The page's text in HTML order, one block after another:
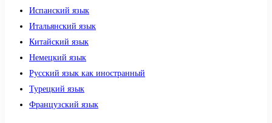
Испанский язык
Итальянский язык
Китайский язык
Немецкий язык
Русский язык как иностранный
Турецкий язык
Французский язык